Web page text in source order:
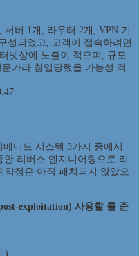
서버 1개, 라우터 2개, VPN 기
성되었고, 고객이 접속하려면
넷상에 노출이 적으며, 규모
가라 침입당했을 가능성 적
베디드 시스템 3가지 중에서
리버스 엔지니어링으로 리
약점은 아직 패치되지 않았으
exploitation) 사용할 툴 준
)